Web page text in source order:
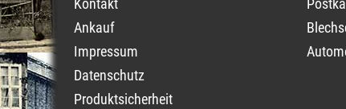
Kontakt
Ankauf
Impressum
Datenschutz
Produktsicherheit